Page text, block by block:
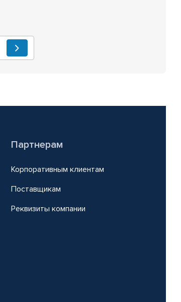
Партнерам
Корпоративным клиентам
Поставщикам
Реквизиты компании